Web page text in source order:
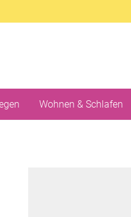
Wohnen & Schlafen